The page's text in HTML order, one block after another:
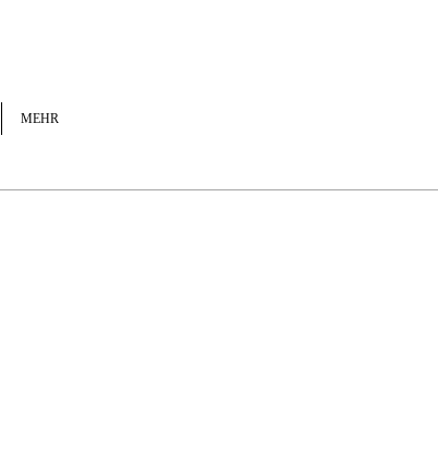
MEHR